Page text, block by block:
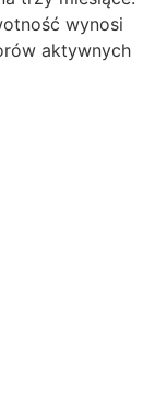
wynosi
aktywnych